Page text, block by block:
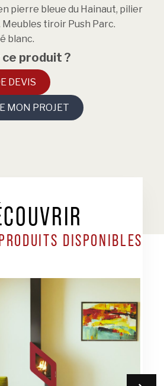
pierre bleue du Hainaut, pilier
tiroir Push Parc.
blanc.
produit ?
DEVIS
MON PROJET
DISPONIBLES